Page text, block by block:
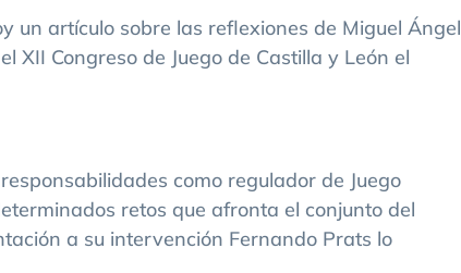
un artículo sobre las reflexiones de Miguel Ángel
XII Congreso de Juego de Castilla y León el
como regulador de Juego
retos que afronta el conjunto del
a su intervención Fernando Prats lo